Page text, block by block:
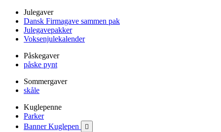
Julegaver
Dansk Firmagave sammen pak
Julegavepakker
Voksenjulekalender
Påskegaver
påske pynt
Sommergaver
skåle
Kuglepenne
Parker
Banner Kuglepen
